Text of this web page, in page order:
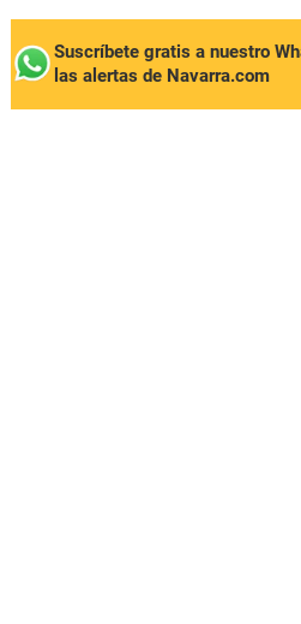
Suscríbete gratis a nuestro
las alertas de Navarra.com